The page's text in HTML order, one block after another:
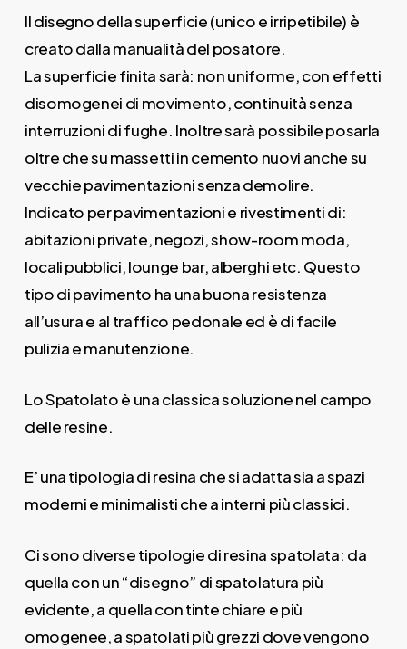
Il disegno della superficie (unico e irripetibile) è
creato dalla manualità del posatore.
La superficie finita sarà: non uniforme, con effetti
disomogenei di movimento, continuità senza
interruzioni di fughe. Inoltre sarà possibile posarla
oltre che su massetti in cemento nuovi anche su
vecchie pavimentazioni senza demolire.
Indicato per pavimentazioni e rivestimenti di:
abitazioni private, negozi, show-room moda,
locali pubblici, lounge bar, alberghi etc. Questo
tipo di pavimento ha una buona resistenza
all’usura e al traffico pedonale ed è di facile
pulizia e manutenzione.
Lo Spatolato è una classica soluzione nel campo
delle resine.
E’ una tipologia di resina che si adatta sia a spazi
moderni e minimalisti che a interni più classici.
Ci sono diverse tipologie di resina spatolata: da
quella con un “disegno” di spatolatura più
evidente, a quella con tinte chiare e più
omogenee, a spatolati più grezzi dove vengono